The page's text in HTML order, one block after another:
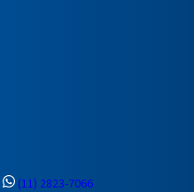
(11) 2823-7066